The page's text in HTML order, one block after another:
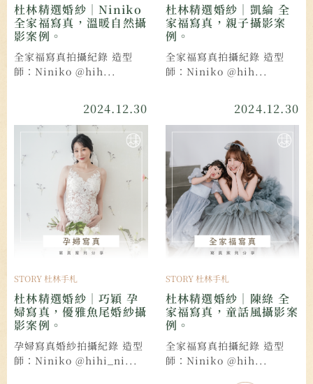
杜林精選婚紗｜Niniko
全家福寫真，溫暖自然攝
影案例。
全家福寫真拍攝紀錄 造型
師：Niniko @hih...
杜林精選婚紗｜凱綸 全
家福寫真，親子攝影案
例。
全家福寫真拍攝紀錄 造型
師：Niniko @hih...
2024.12.30
STORY 杜林手札
杜林精選婚紗｜巧穎 孕
婦寫真，優雅魚尾婚紗攝
影案例。
孕婦寫真婚紗拍攝紀錄 造型
師：Niniko @hihi_ni...
2024.12.30
STORY 杜林手札
杜林精選婚紗｜陳綠 全
家福寫真，童話風攝影案
例。
全家福寫真拍攝紀錄 造型
師：Niniko @hih...